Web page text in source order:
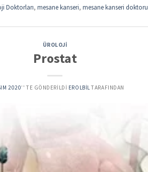
Doktorları, mesane kanseri, mesane kanseri doktoru
ÜROLOJI
Prostat
2020’' TE GÖNDERILDI EROLBILTARAFINDAN